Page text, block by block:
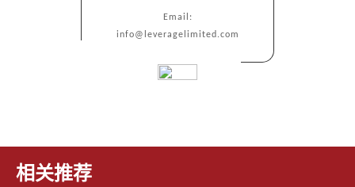
Email:
info@leveragelimited.com
相关推荐